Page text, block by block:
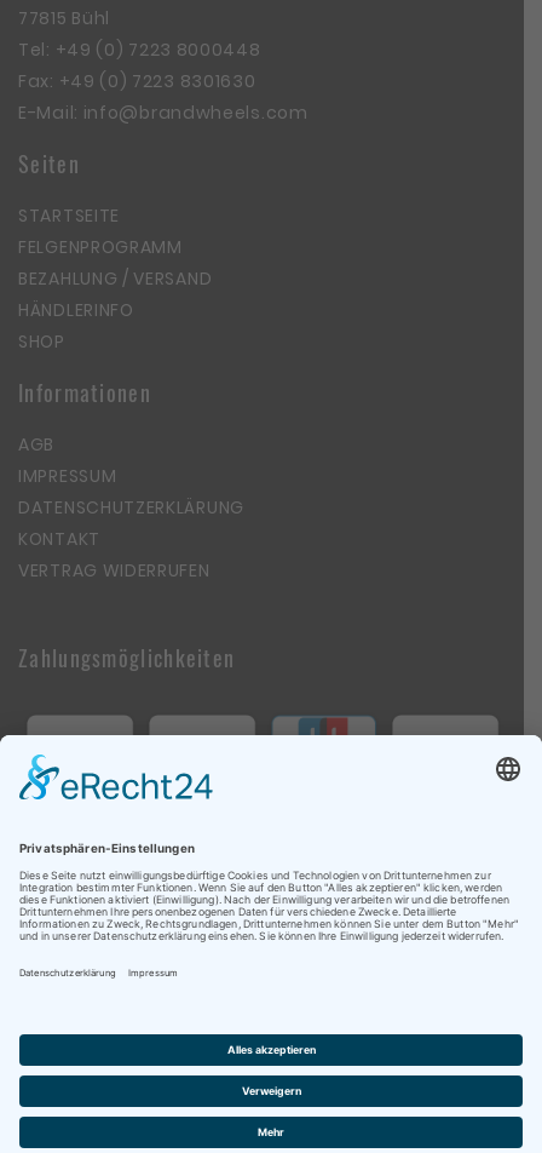
77815 Bühl
Tel: +49 (0) 7223 8000448
Fax: +49 (0) 7223 8301630
E-Mail: info@brandwheels.com
Seiten
STARTSEITE
FELGENPROGRAMM
BEZAHLUNG / VERSAND
HÄNDLERINFO
SHOP
Informationen
AGB
IMPRESSUM
DATENSCHUTZERKLÄRUNG
KONTAKT
VERTRAG WIDERRUFEN
Zahlungsmöglichkeiten